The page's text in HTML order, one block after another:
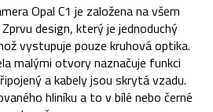
Opal C1 je založena na všem
design, který je jednoduchý
vystupuje pouze kruhová optika.
malými otvory naznačuje funkci
a kabely jsou skrytá vzadu.
hliníku a to v bílé nebo černé